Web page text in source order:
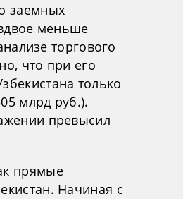
заемных
меньше
торгового
что при его
только
млрд руб.).
превысил
прямые
Начиная с